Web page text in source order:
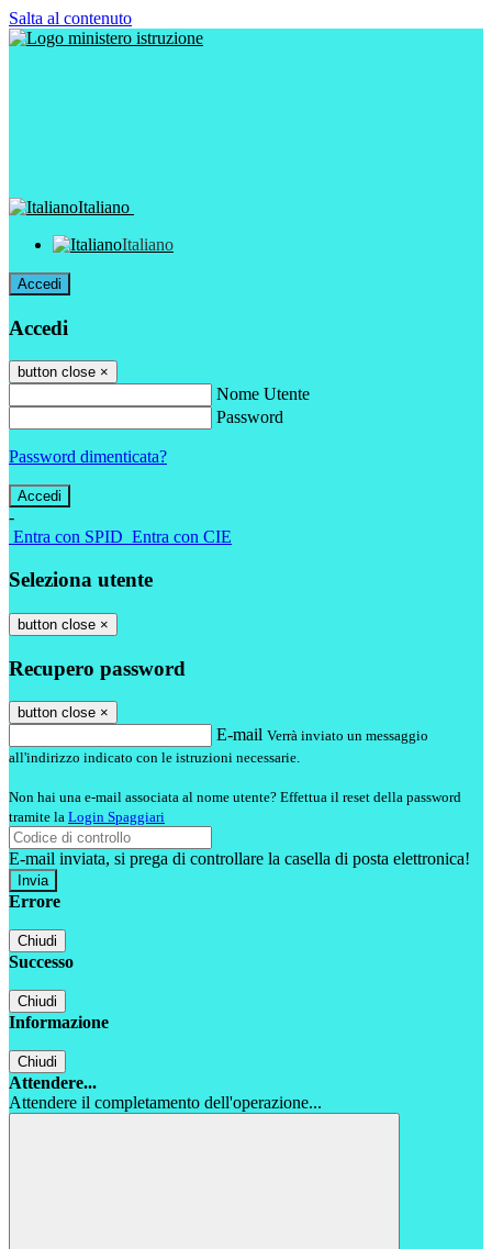
Salta al contenuto
Italiano
Italiano
Accedi
Accedi
button close ×
Nome Utente
Password
Password dimenticata?
-
Entra con SPID Entra con CIE
Seleziona utente
button close ×
Recupero password
button close ×
E-mail Verrà inviato un messaggio
all'indirizzo indicato con le istruzioni necessarie.
Non hai una e-mail associata al nome utente? Effettua il reset della password
tramite la Login Spaggiari
E-mail inviata, si prega di controllare la casella di posta elettronica!
Errore
Chiudi
Successo
Chiudi
Informazione
Chiudi
Attendere...
Attendere il completamento dell'operazione...